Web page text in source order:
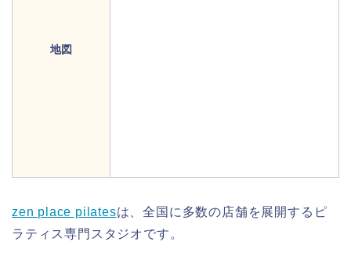
地図
zen place pilatesは、全国に多数の店舗を展開するピ
ラティス専門スタジオです。